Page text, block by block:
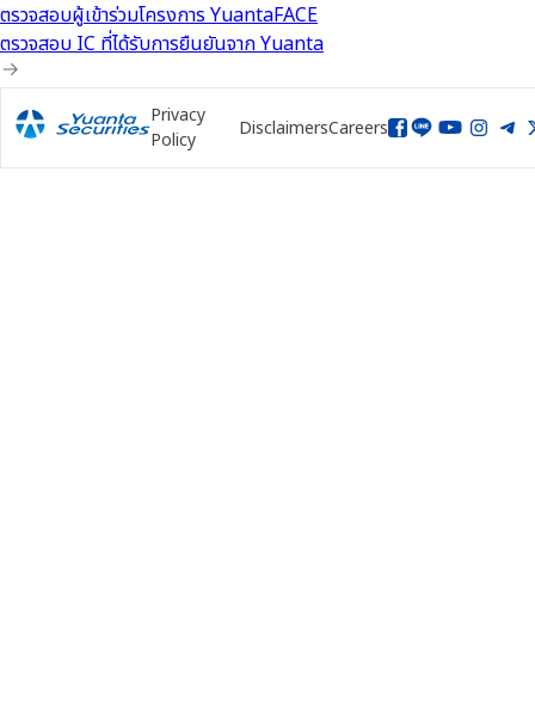
ตรวจสอบผู้เข้าร่วมโครงการ YuantaFACE
ตรวจสอบ IC ที่ได้รับการยืนยันจาก Yuanta
Privacy
Policy
DisclaimersCareers